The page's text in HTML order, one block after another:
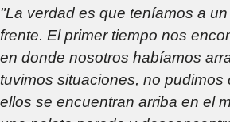
"La verdad es que teníamos a
frente. El primer tiempo nos
en donde nosotros habíamos
tuvimos situaciones, no pudimos
ellos se encuentran arriba en el